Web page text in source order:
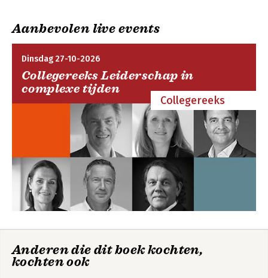
De z(z)p'er als
merk
Bekijk alle boeken
Klaar
Aanbevolen live events
Dinsdag 27-10-2026
Collegereeks Leiderschap in
complexe tijden
Collegereeks
Anderen die dit boek kochten,
kochten ook